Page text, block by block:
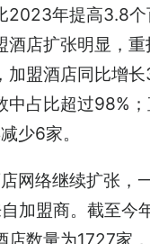
2023年提高3.8个
酒店扩张明显，
加盟酒店同比增
中占比超过98%
少6家。
网络继续扩张，
加盟商。截至今
店数量为1727家